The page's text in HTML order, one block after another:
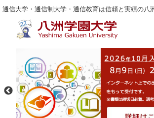
通信大学・通信制大学・通信教育は信頼と実績の八